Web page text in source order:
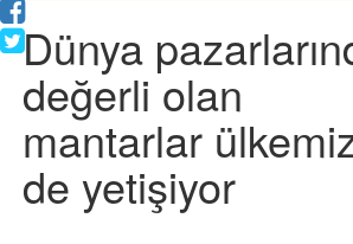
Dünya
değerli olan
mantarlar
de yetişiyor